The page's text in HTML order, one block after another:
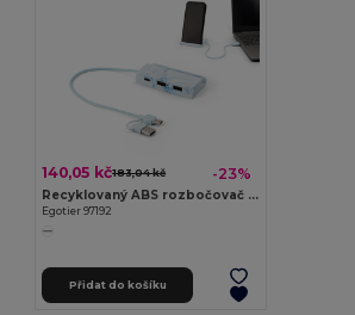
140,05 kč183,04 kč -23%
Recyklovaný ABS rozbočovač s hlavními vstupy a výstupy
Egotier 97192
Přidat do košíku